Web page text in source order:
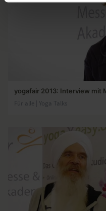
yogafair 2013: Interview mit
Für alle | Yoga Talks